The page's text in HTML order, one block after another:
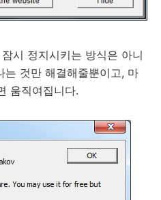
시 정지시키는 방식은 아니
는 것만 해결해줄뿐이고, 마
움직여집니다.